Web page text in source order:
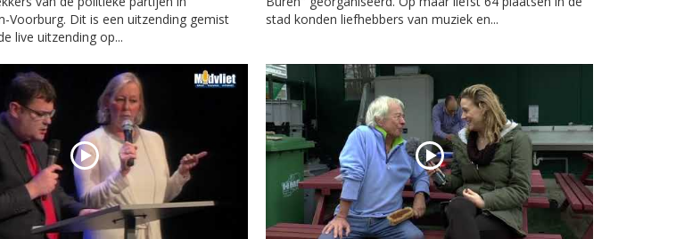
Voorburg. Dit is een uitzending gemist
live uitzending op...
stad konden liefhebbers van muziek en...